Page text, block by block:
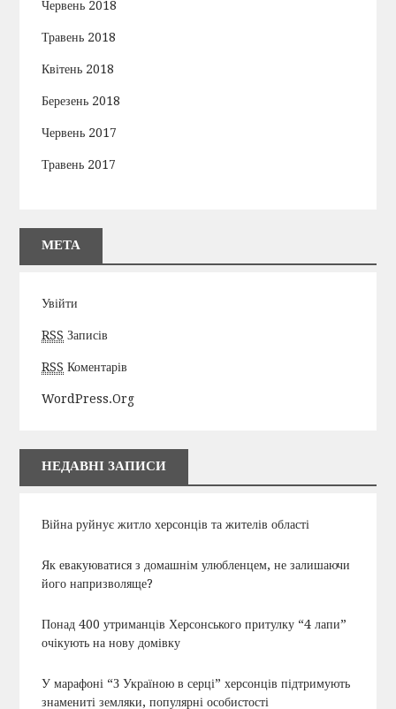
Червень 2018
Травень 2018
Квітень 2018
Березень 2018
Червень 2017
Травень 2017
МЕТА
Увійти
RSS Записів
RSS Коментарів
WordPress.org
НЕДАВНІ ЗАПИСИ
Війна руйнує житло херсонців та жителів області
Як евакуюватися з домашнім улюбленцем, не залишаючи
його напризволяще?
Понад 400 утриманців Херсонського притулку “4 лапи”
очікують на нову домівку
У марафоні “З Україною в серці” херсонців підтримують
знамениті земляки, популярні особистості